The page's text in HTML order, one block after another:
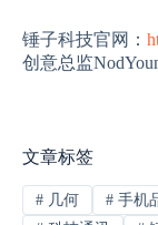
锤子科技官网：
创意总监
文章标签
#几何 #手机